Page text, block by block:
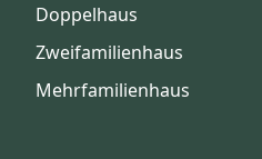
Doppelhaus
Zweifamilienhaus
Mehrfamilienhaus